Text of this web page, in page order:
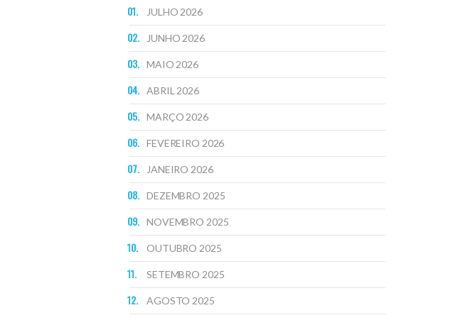
JULHO 2026
JUNHO 2026
MAIO 2026
ABRIL 2026
MARÇO 2026
FEVEREIRO 2026
JANEIRO 2026
DEZEMBRO 2025
NOVEMBRO 2025
OUTUBRO 2025
SETEMBRO 2025
AGOSTO 2025